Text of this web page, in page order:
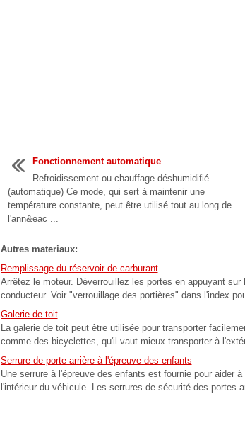
Fonctionnement automatique
Refroidissement ou chauffage déshumidifié
(automatique) Ce mode, qui sert à maintenir une
température constante, peut être utilisé tout au long de
l'ann&eac ...
Autres materiaux:
Remplissage du réservoir de carburant
Arrêtez le moteur. Déverrouillez les portes en appuyant
conducteur. Voir "verrouillage des portières" dans l'index
Galerie de toit
La galerie de toit peut être utilisée pour transporter
comme des bicyclettes, qu'il vaut mieux transporter à
Serrure de porte arrière à l'épreuve des enfants
Une serrure à l'épreuve des enfants est fournie pour aider
l'intérieur du véhicule. Les serrures de sécurité des portes